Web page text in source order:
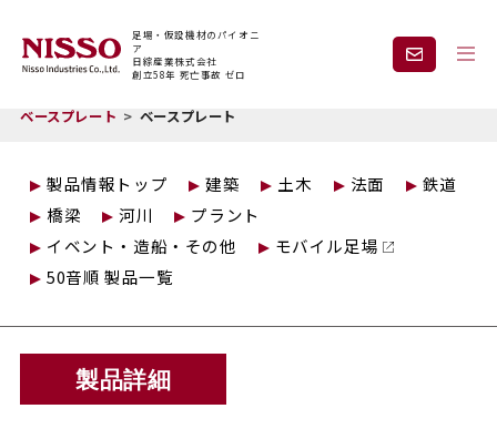
足場・仮設機材のパイオニ
ア
日綜産業株式会社
創立58年 死亡事故 ゼロ
企業情報 製品情報
現場紹介 課題から探す
レンタル
ベースプレート
ベースプレート
製品情報トップ 建築 土木 法面
鉄道
橋梁
河川
プラント
イベント・造船・その他
モバイル足場
50音順 製品一覧
製品詳細